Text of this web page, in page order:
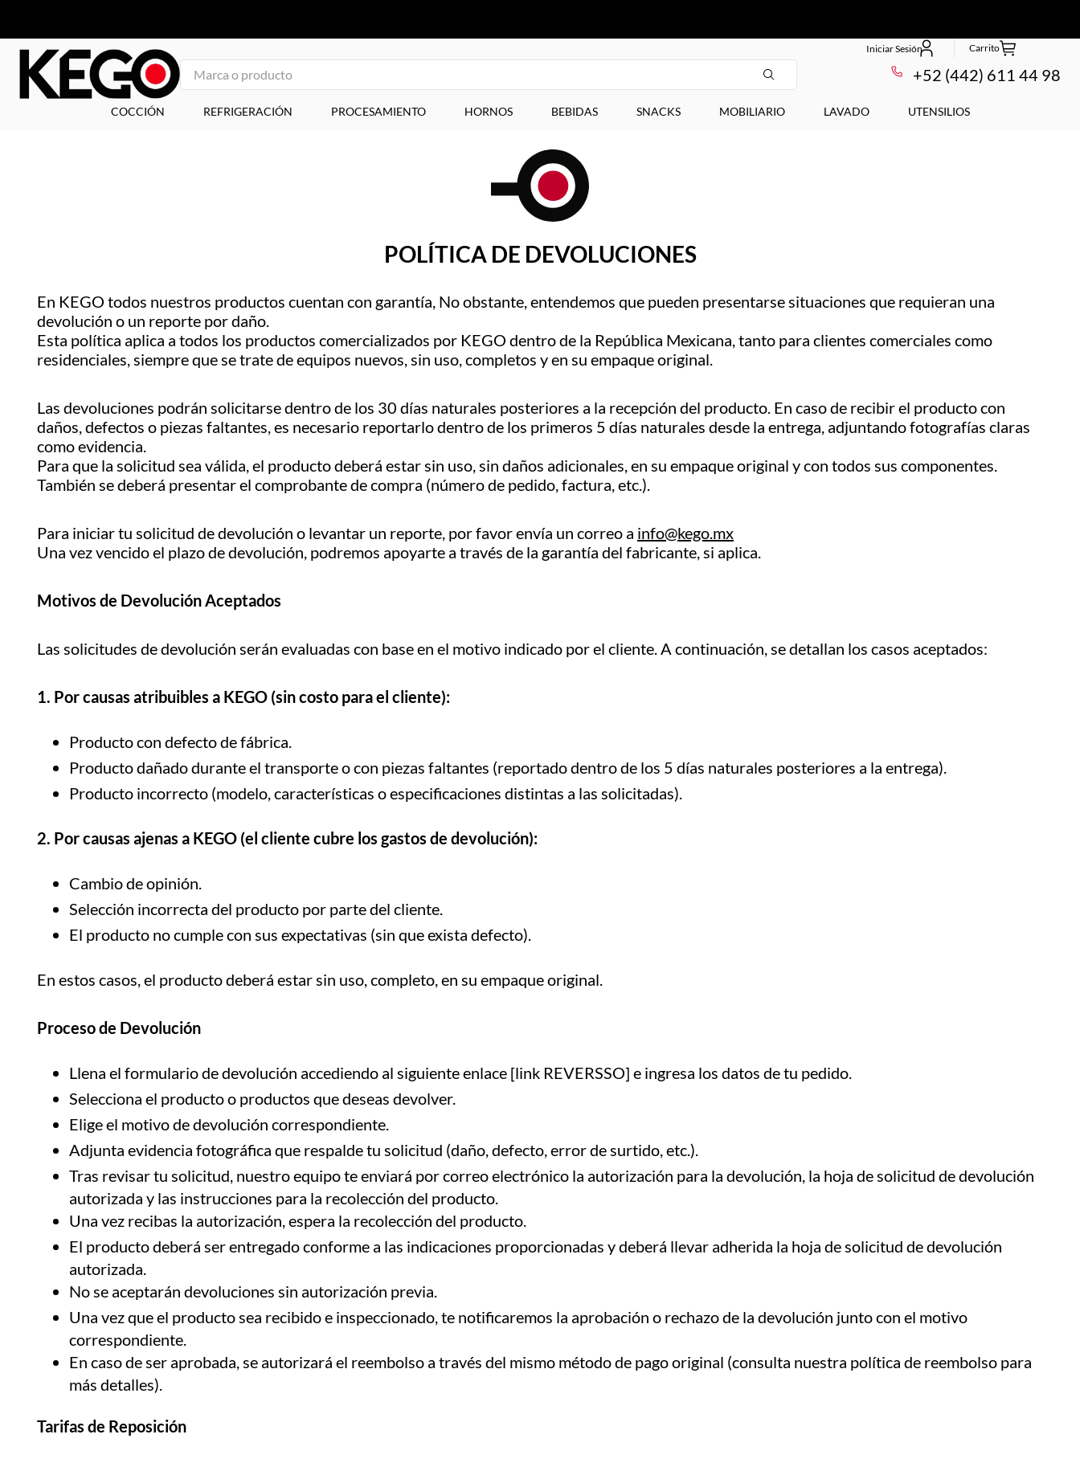
Marca o producto +52 (442) 611 44 98
COCCIÓN REFRIGERACIÓN PROCESAMIENTO HORNOS BEBIDAS SNACKS MOBILIARIO LAVADO UTENSILIOS
POLÍTICA DE DEVOLUCIONES
En KEGO todos nuestros productos cuentan con garantía, No obstante, entendemos que pueden presentarse situaciones que requieran una
devolución o un reporte por daño.
Esta política aplica a todos los productos comercializados por KEGO dentro de la República Mexicana, tanto para clientes comerciales como
residenciales, siempre que se trate de equipos nuevos, sin uso, completos y en su empaque original.
Las devoluciones podrán solicitarse dentro de los 30 días naturales posteriores a la recepción del producto. En caso de recibir el producto con
daños, defectos o piezas faltantes, es necesario reportarlo dentro de los primeros 5 días naturales desde la entrega, adjuntando fotografías claras
como evidencia.
Para que la solicitud sea válida, el producto deberá estar sin uso, sin daños adicionales, en su empaque original y con todos sus componentes.
También se deberá presentar el comprobante de compra (número de pedido, factura, etc.).
Para iniciar tu solicitud de devolución o levantar un reporte, por favor envía un correo a info@kego.mx
Una vez vencido el plazo de devolución, podremos apoyarte a través de la garantía del fabricante, si aplica.
Motivos de Devolución Aceptados
Las solicitudes de devolución serán evaluadas con base en el motivo indicado por el cliente. A continuación, se detallan los casos aceptados:
1. Por causas atribuibles a KEGO (sin costo para el cliente):
Producto con defecto de fábrica.
Producto dañado durante el transporte o con piezas faltantes (reportado dentro de los 5 días naturales posteriores a la entrega).
Producto incorrecto (modelo, características o especificaciones distintas a las solicitadas).
2. Por causas ajenas a KEGO (el cliente cubre los gastos de devolución):
Cambio de opinión.
Selección incorrecta del producto por parte del cliente.
El producto no cumple con sus expectativas (sin que exista defecto).
En estos casos, el producto deberá estar sin uso, completo, en su empaque original.
Proceso de Devolución
Llena el formulario de devolución accediendo al siguiente enlace [link REVERSSO] e ingresa los datos de tu pedido.
Selecciona el producto o productos que deseas devolver.
Elige el motivo de devolución correspondiente.
Adjunta evidencia fotográfica que respalde tu solicitud (daño, defecto, error de surtido, etc.).
Tras revisar tu solicitud, nuestro equipo te enviará por correo electrónico la autorización para la devolución, la hoja de solicitud de devolución
autorizada y las instrucciones para la recolección del producto.
Una vez recibas la autorización, espera la recolección del producto.
El producto deberá ser entregado conforme a las indicaciones proporcionadas y deberá llevar adherida la hoja de solicitud de devolución
autorizada.
No se aceptarán devoluciones sin autorización previa.
Una vez que el producto sea recibido e inspeccionado, te notificaremos la aprobación o rechazo de la devolución junto con el motivo
correspondiente.
En caso de ser aprobada, se autorizará el reembolso a través del mismo método de pago original (consulta nuestra política de reembolso para
más detalles).
Tarifas de Reposición
insertos
asador
10. parrilla